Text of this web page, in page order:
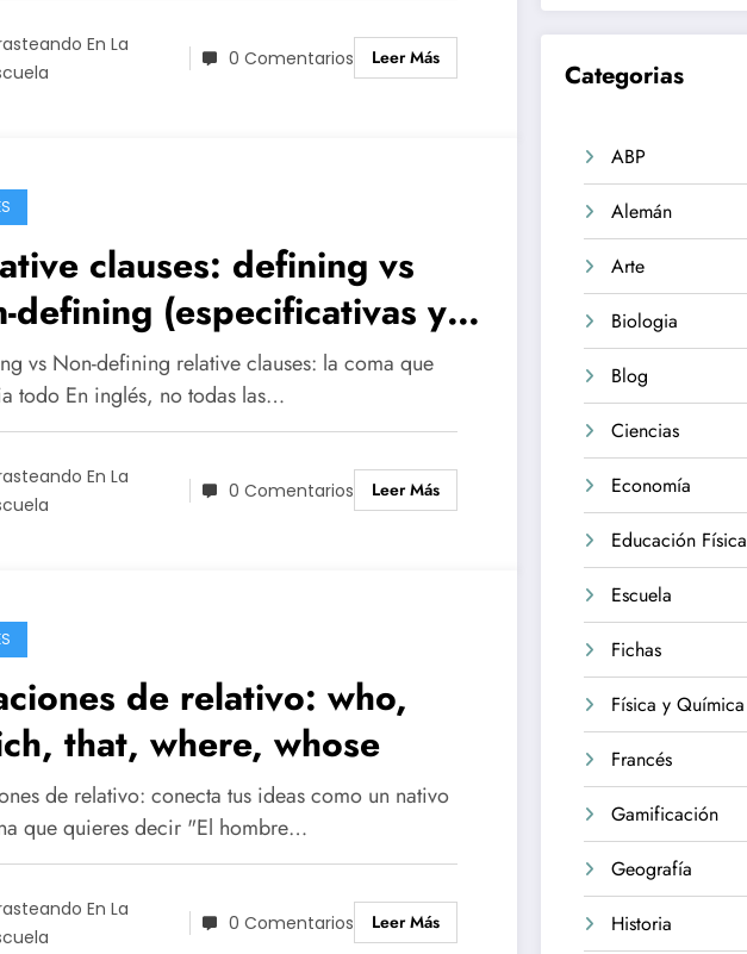
En La
0 Comentarios Leer Más
clauses: defining vs
defining (especificativas y
vs Non-defining relative clauses: la coma que
todo En inglés, no todas las…
En La
0 Comentarios Leer Más
de relativo: who,
that, where, whose
de relativo: conecta tus ideas como un nativo
que quieres decir "El hombre…
En La
0 Comentarios Leer Más
Categorias
ABP
Alemán
Arte
Biologia
Blog
Ciencias
Economía
Educación Física
Escuela
Fichas
Física y Química
Francés
Gamificación
Geografía
Historia